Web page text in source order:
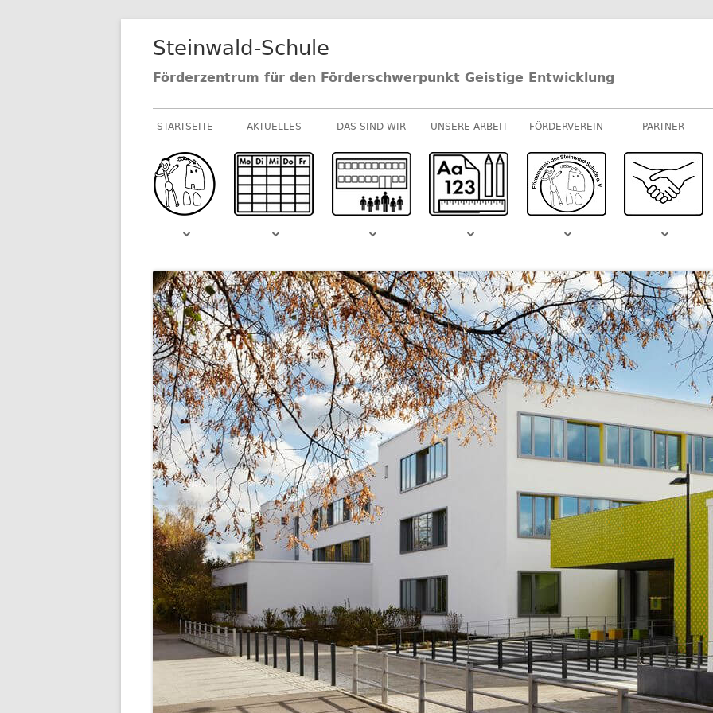
Steinwald-Schule
Förderzentrum für den Förderschwerpunkt Geistige Entwicklung
Primäres
Menü
STARTSEITE AKTUELLES
NEUIGKEITEN AUS DEM
SCHULLEBEN
TERMINE IM SCHULJAHR
DAS SIND WIR
SCHULVIDEO
SCHULLEITUNG
SEKRETARIAT
KOLLEGIUM
UNSERE ARBEIT
M-STUFEN
MUSIK
SPORT
SCHULGARTEN
WEITERE
ARBEITSGEMEINSCHAFTEN
UNTERSTÜTZTE KOMMUNIKATION
FÖRDERVEREIN PARTNER
SPONSOREN